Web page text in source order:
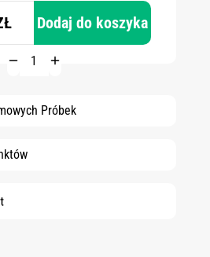
Dodaj do koszyka
Próbek